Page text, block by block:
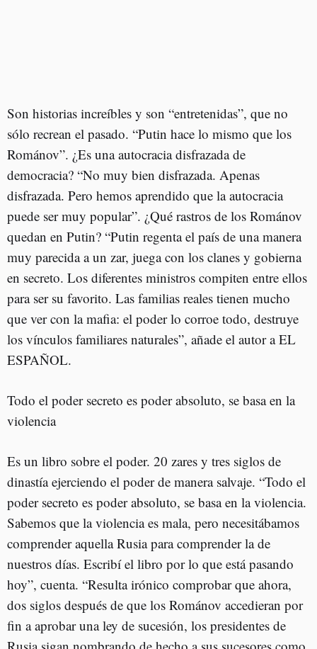
Son historias increíbles y son “entretenidas”, que no
sólo recrean el pasado. “Putin hace lo mismo que los
Románov”. ¿Es una autocracia disfrazada de
democracia? “No muy bien disfrazada. Apenas
disfrazada. Pero hemos aprendido que la autocracia
puede ser muy popular”. ¿Qué rastros de los Románov
quedan en Putin? “Putin regenta el país de una manera
muy parecida a un zar, juega con los clanes y gobierna
en secreto. Los diferentes ministros compiten entre ellos
para ser su favorito. Las familias reales tienen mucho
que ver con la mafia: el poder lo corroe todo, destruye
los vínculos familiares naturales”, añade el autor a EL
ESPAÑOL.
Todo el poder secreto es poder absoluto, se basa en la
violencia
Es un libro sobre el poder. 20 zares y tres siglos de
dinastía ejerciendo el poder de manera salvaje. “Todo el
poder secreto es poder absoluto, se basa en la violencia.
Sabemos que la violencia es mala, pero necesitábamos
comprender aquella Rusia para comprender la de
nuestros días. Escribí el libro por lo que está pasando
hoy”, cuenta. “Resulta irónico comprobar que ahora,
dos siglos después de que los Románov accedieran por
fin a aprobar una ley de sucesión, los presidentes de